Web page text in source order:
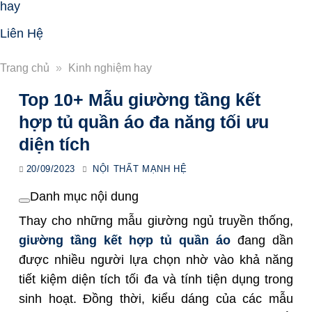
hay
Liên Hệ
Trang chủ » Kinh nghiệm hay
Top 10+ Mẫu giường tầng kết
hợp tủ quần áo đa năng tối ưu
diện tích
20/09/2023 NỘI THẤT MẠNH HỆ
Danh mục nội dung
Thay cho những mẫu giường ngủ truyền thống,
giường tầng kết hợp tủ quần áo đang dần
được nhiều người lựa chọn nhờ vào khả năng
tiết kiệm diện tích tối đa và tính tiện dụng trong
sinh hoạt. Đồng thời, kiểu dáng của các mẫu